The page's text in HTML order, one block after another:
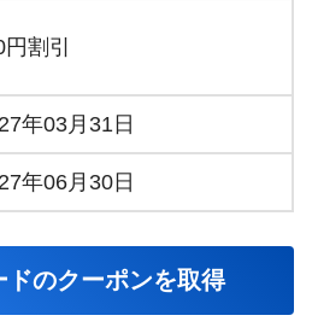
割引
年03月31日
年06月30日
ドのクーポンを取得